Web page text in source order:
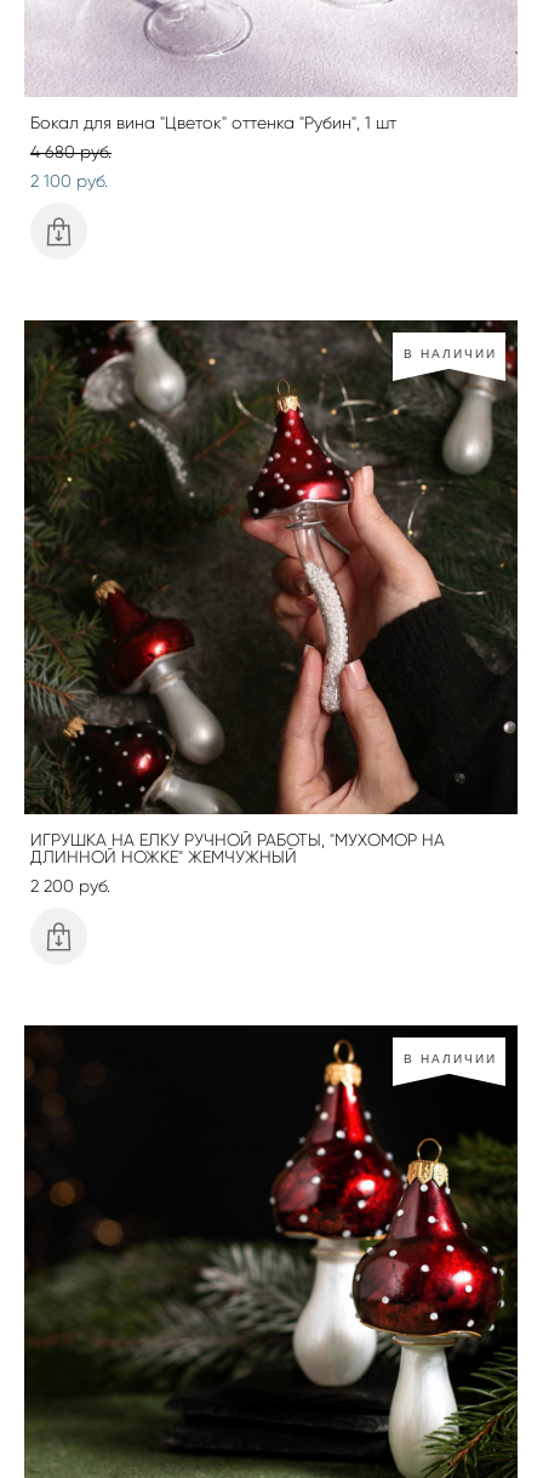
Бокал для вина "Цветок" оттенка "Рубин", 1 шт
4 680 pуб.
2 100 pуб.
В НАЛИЧИИ
ИГРУШКА НА ЕЛКУ РУЧНОЙ РАБОТЫ, "МУХОМОР НА
ДЛИННОЙ НОЖКЕ" ЖЕМЧУЖНЫЙ
2 200 pуб.
В НАЛИЧИИ